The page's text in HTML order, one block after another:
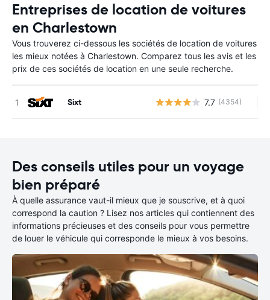
Entreprises de location de voitures
en Charlestown
Vous trouverez ci-dessous les sociétés de location de voitures
les mieux notées à Charlestown. Comparez tous les avis et les
prix de ces sociétés de location en une seule recherche.
Sixt 7.7 (4354)
Des conseils utiles pour un voyage
bien préparé
À quelle assurance vaut-il mieux que je souscrive, et à quoi
correspond la caution ? Lisez nos articles qui contiennent des
informations précieuses et des conseils pour vous permettre
de louer le véhicule qui corresponde le mieux à vos besoins.